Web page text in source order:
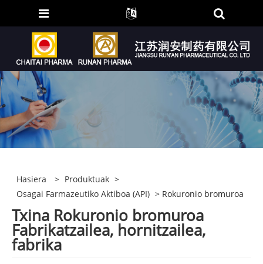
Hasiera > Produktuak >
Osagai Farmazeutiko Aktiboa (API) > Rokuronio bromuroa
Txina Rokuronio bromuroa
Fabrikatzailea, hornitzailea,
fabrika